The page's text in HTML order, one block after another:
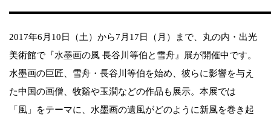
2017年6月10日（土）から7月17日（月）まで、丸の内・出光
美術館で『水墨画の風 長谷川等伯と雪舟』展が開催中です。
水墨画の巨匠、雪舟・長谷川等伯を始め、彼らに影響を与え
た中国の画僧、牧谿や玉澗などの作品も展示。本展では
「風」をテーマに、水墨画の遺風がどのように新風を巻き起